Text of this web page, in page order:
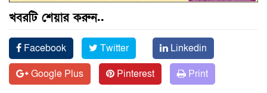
খবরটি শেয়ার করুন..
Facebook Twitter
Linkedin
Google Plus
Pinterest Print